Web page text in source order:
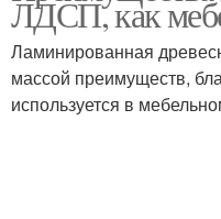
ЛДСП, как
Ламинированная
массой преимуществ,
используется в